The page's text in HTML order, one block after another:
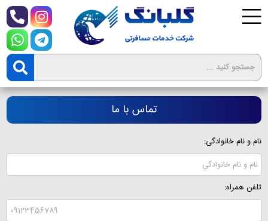
تماس با ما
نام و نام خانوادگی:
تلفن همراه: